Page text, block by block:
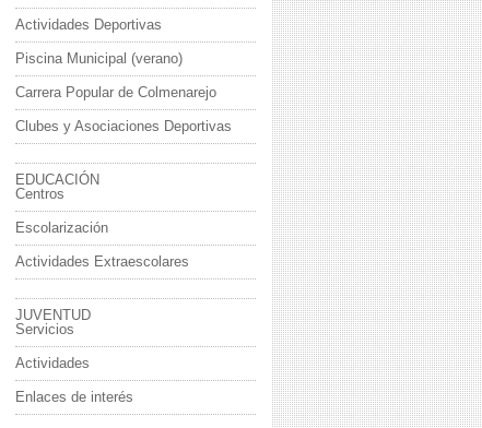
Actividades Deportivas
Piscina Municipal (verano)
Carrera Popular de Colmenarejo
Clubes y Asociaciones Deportivas
EDUCACIÓN
Centros
Escolarización
Actividades Extraescolares
JUVENTUD
Servicios
Actividades
Enlaces de interés